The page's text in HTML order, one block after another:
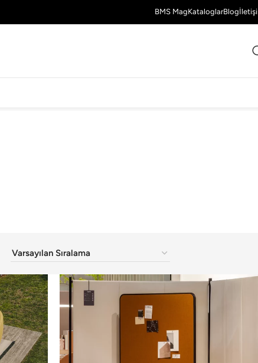
BMS MagKataloglarBlog